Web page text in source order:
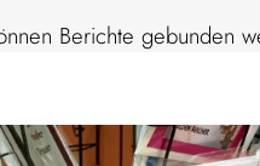
Berichte gebunden